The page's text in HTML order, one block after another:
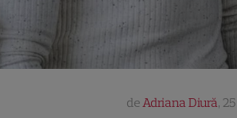
deAdriana Diură,